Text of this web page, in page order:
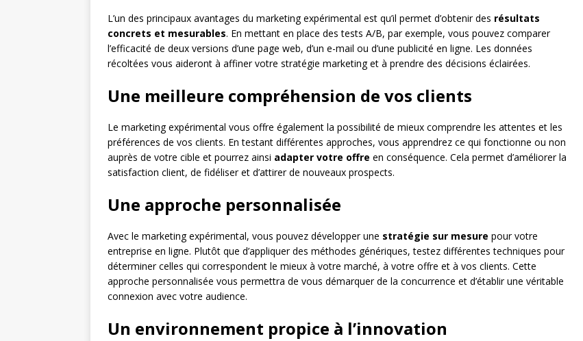
L’un des principaux avantages du marketing expérimental est qu’il permet d’obtenir des résultats
concrets et mesurables. En mettant en place des tests A/B, par exemple, vous pouvez comparer
l’efficacité de deux versions d’une page web, d’un e-mail ou d’une publicité en ligne. Les données
récoltées vous aideront à affiner votre stratégie marketing et à prendre des décisions éclairées.
Une meilleure compréhension de vos clients
Le marketing expérimental vous offre également la possibilité de mieux comprendre les attentes et les
préférences de vos clients. En testant différentes approches, vous apprendrez ce qui fonctionne ou non
auprès de votre cible et pourrez ainsi adapter votre offre en conséquence. Cela permet d’améliorer la
satisfaction client, de fidéliser et d’attirer de nouveaux prospects.
Une approche personnalisée
Avec le marketing expérimental, vous pouvez développer une stratégie sur mesure pour votre
entreprise en ligne. Plutôt que d’appliquer des méthodes génériques, testez différentes techniques pour
déterminer celles qui correspondent le mieux à votre marché, à votre offre et à vos clients. Cette
approche personnalisée vous permettra de vous démarquer de la concurrence et d’établir une véritable
connexion avec votre audience.
Un environnement propice à l’innovation